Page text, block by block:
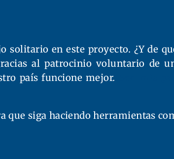
en este proyecto. ¿Y de
al patrocinio voluntario de
país funcione mejor.
que siga haciendo herramientas